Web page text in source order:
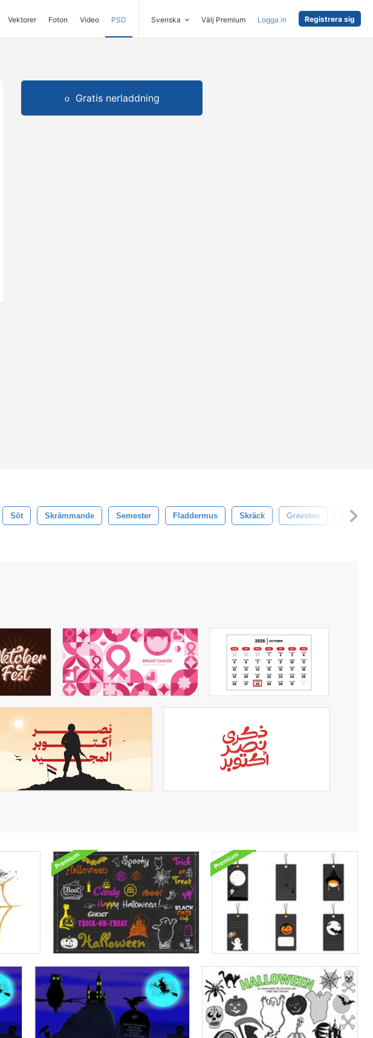
Vektorer Foton Video PSD Svenska Välj Premium Logga in Registrera sig
Gratis nerladdning
Söt Skrämmande Semester Fladdermus Skräck Gravsten Grav